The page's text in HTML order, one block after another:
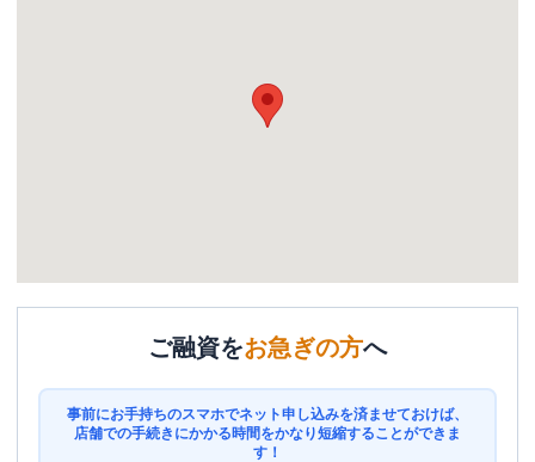
ご融資をお急ぎの方へ
事前にお手持ちのスマホでネット申し込みを済ませておけば、
店舗での手続きにかかる時間をかなり短縮することができま
す！